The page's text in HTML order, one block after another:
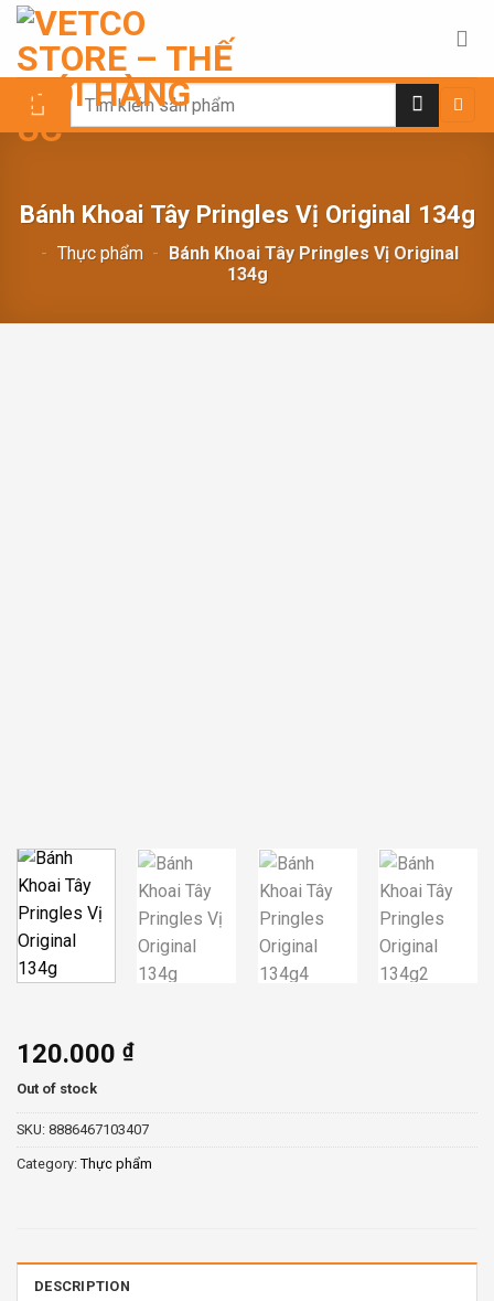
Chuyển
nội
dung
Search
Bánh Khoai Tây Pringles Vị Original 134g
- Thực phẩm -
Bánh Khoai Tây Pringles Vị Original
134g
120.000 ₫
Out of stock
SKU: 8886467103407
Category: Thực phẩm
DESCRIPTION